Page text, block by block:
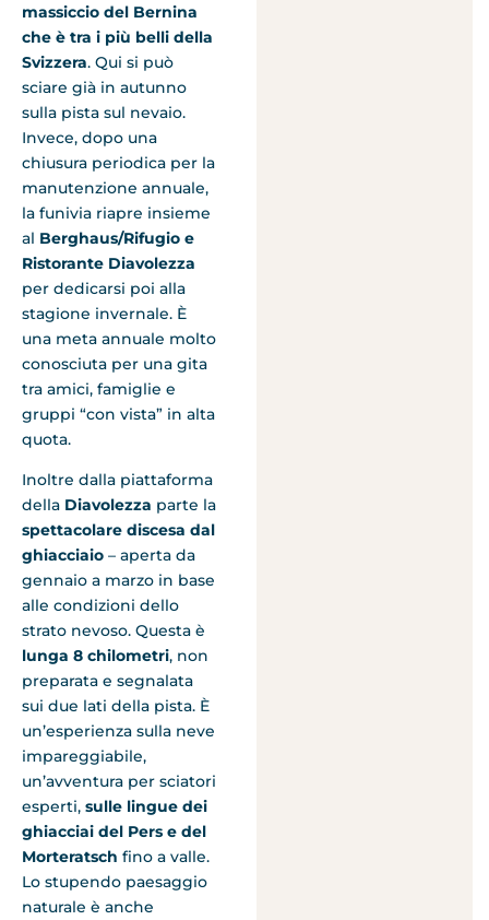
massiccio del Bernina
che è tra i più belli della
Svizzera. Qui si può
sciare già in autunno
sulla pista sul nevaio.
Invece, dopo una
chiusura periodica per la
manutenzione annuale,
la funivia riapre insieme
al Berghaus/Rifugio e
Ristorante Diavolezza
per dedicarsi poi alla
stagione invernale. È
una meta annuale molto
conosciuta per una gita
tra amici, famiglie e
gruppi “con vista” in alta
quota.
Inoltre dalla piattaforma
della Diavolezza parte la
spettacolare discesa dal
ghiacciaio – aperta da
gennaio a marzo in base
alle condizioni dello
strato nevoso. Questa è
lunga 8 chilometri, non
preparata e segnalata
sui due lati della pista. È
un’esperienza sulla neve
impareggiabile,
un’avventura per sciatori
esperti, sulle lingue dei
ghiacciai del Pers e del
Morteratsch fino a valle.
Lo stupendo paesaggio
naturale è anche